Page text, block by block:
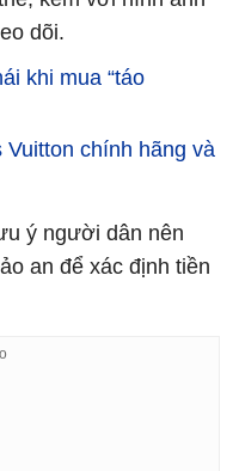
dõi.
khi mua “táo
chính hãng và
ý người dân nên
an để xác định tiền